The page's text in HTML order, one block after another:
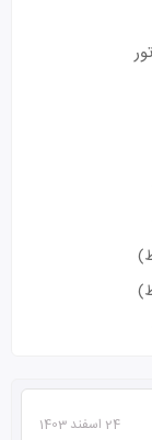
24 اسفند 1403